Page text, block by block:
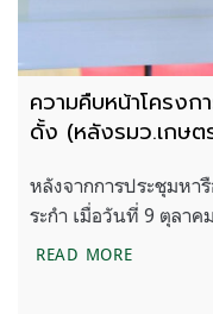
ความคืบหน้าโครงก
ดั้ง (หลังรมว.เกษ
หลังจากการประชุมหา
ระกำ เมื่อวันที่ 9 ตุลาค
READ MOREความคืบห